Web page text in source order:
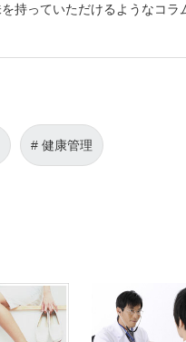
持っていただけるようなコラ
健康管理